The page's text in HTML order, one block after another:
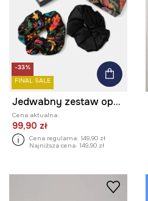
-33%
FINAL SALE
Jedwabny zestaw opaski na oczy i gumek do włosów
Cena aktualna:
99,90 zł
Cena regularna: 149,90 zł
Najniższa cena: 149,90 zł